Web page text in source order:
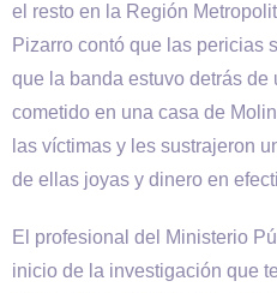
el resto en la Región
Pizarro contó que las pericias
que la banda estuvo detrás de
cometido en una casa de
las víctimas y les sustrajeron
de ellas joyas y dinero en
El profesional del Ministerio
inicio de la investigación que